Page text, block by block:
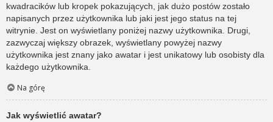
kwadracików lub kropek pokazujących, jak dużo postów zostało
napisanych przez użytkownika lub jaki jest jego status na tej
witrynie. Jest on wyświetlany poniżej nazwy użytkownika. Drugi,
zazwyczaj większy obrazek, wyświetlany powyżej nazwy
użytkownika jest znany jako awatar i jest unikatowy lub osobisty dla
każdego użytkownika.
Na górę
Jak wyświetlić awatar?